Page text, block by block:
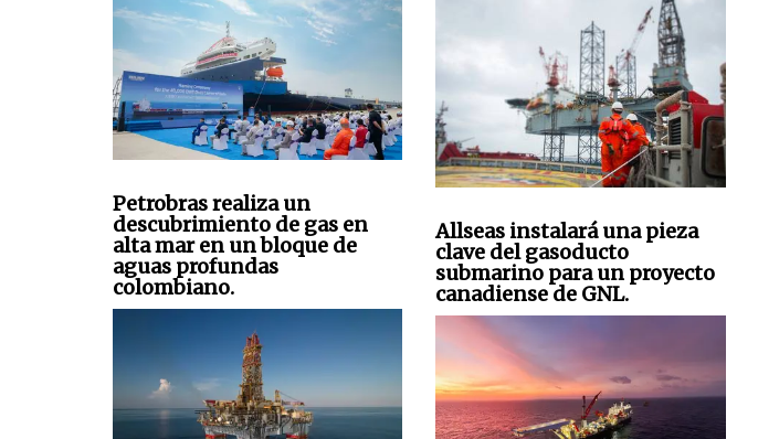
Petrobras realiza un
descubrimiento de gas en
alta mar en un bloque de
aguas profundas
colombiano.
Allseas instalará una pieza
clave del gasoducto
submarino para un proyecto
canadiense de GNL.